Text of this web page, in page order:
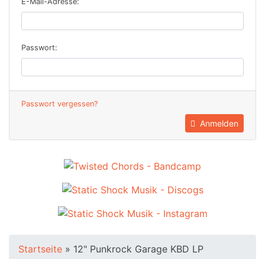
Passwort:
Passwort vergessen?
Anmelden
Startseite » 12" Punkrock Garage KBD LP